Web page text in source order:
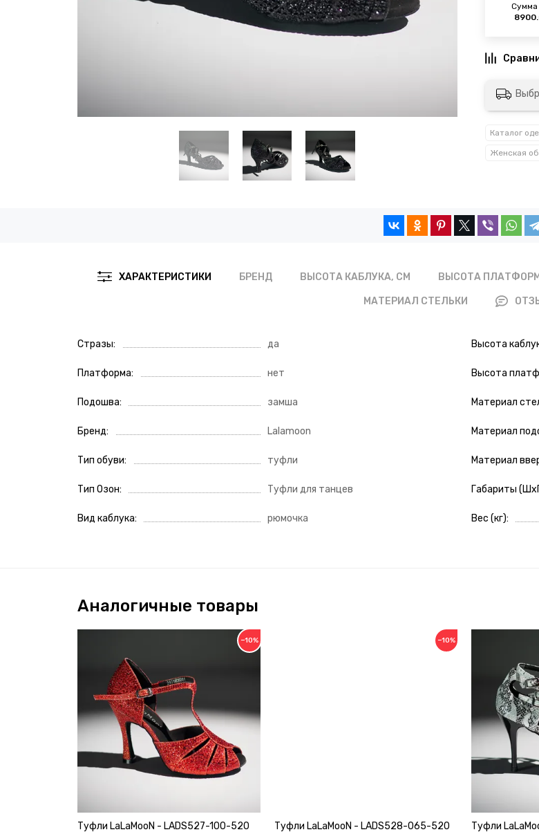
Сумма
Каталог
Женская
ХАРАКТЕРИСТИКИ БРЕНД ВЫСОТА КАБЛУКА, СМ ВЫСОТА
МАТЕРИАЛ СТЕЛЬКИ
Стразы да
Платформа нет
Подошва замша
Бренд Lalamoon
Тип обуви туфли
Тип Озон Туфли для танцев
Вид каблука рюмочка
Высота
Высота
Материал
Материал
Материал
Габариты
Вес (кг)
Аналогичные товары
−10%
Туфли LaLaMooN - LADS527-100-520
−10%
Туфли LaLaMooN - LADS528-065-520 Туфли